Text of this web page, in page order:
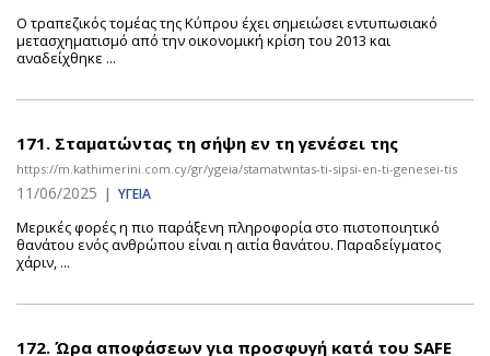
Ο τραπεζικός τομέας της Κύπρου έχει σημειώσει εντυπωσιακό
μετασχηματισμό από την οικονομική κρίση του 2013 και
αναδείχθηκε ...
171. Σταματώντας τη σήψη εν τη γενέσει της
https://m.kathimerini.com.cy/gr/ygeia/stamatwntas-ti-sipsi-en-ti-genesei-tis
11/06/2025 | ΥΓΕΙΑ
Μερικές φορές η πιο παράξενη πληροφορία στο πιστοποιητικό
θανάτου ενός ανθρώπου είναι η αιτία θανάτου. Παραδείγματος
χάριν, ...
172. Ώρα αποφάσεων για προσφυγή κατά του SAFE